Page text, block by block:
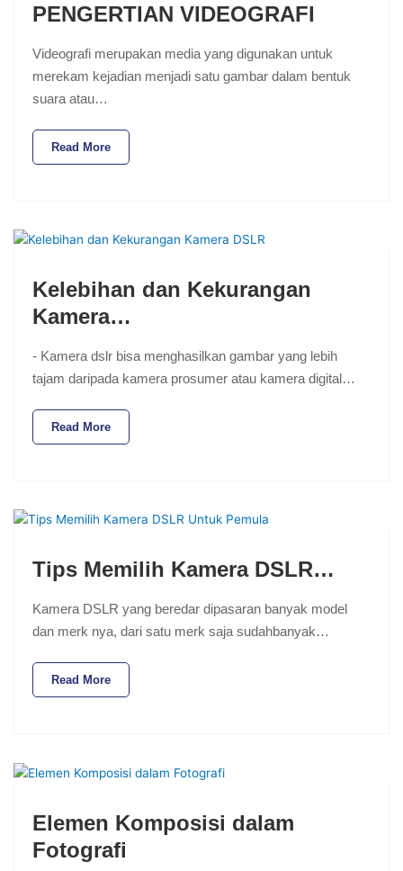
PENGERTIAN VIDEOGRAFI
Videografi merupakan media yang digunakan untuk
merekam kejadian menjadi satu gambar dalam bentuk
suara atau…
Read More
Kelebihan dan Kekurangan
Kamera…
- Kamera dslr bisa menghasilkan gambar yang lebih
tajam daripada kamera prosumer atau kamera digital…
Read More
Tips Memilih Kamera DSLR…
Kamera DSLR yang beredar dipasaran banyak model
dan merk nya, dari satu merk saja sudahbanyak…
Read More
Elemen Komposisi dalam
Fotografi